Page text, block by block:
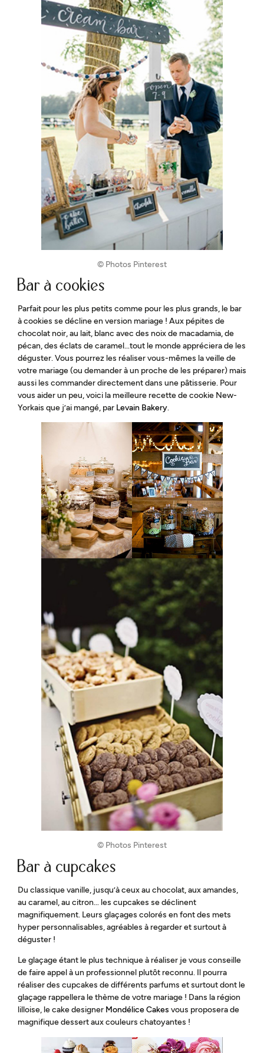
© Photos Pinterest
Bar à cookies
Parfait pour les plus petits comme pour les plus grands, le bar
à cookies se décline en version mariage ! Aux pépites de
chocolat noir, au lait, blanc avec des noix de macadamia, de
pécan, des éclats de caramel…tout le monde appréciera de les
déguster. Vous pourrez les réaliser vous-mêmes la veille de
votre mariage (ou demander à un proche de les préparer) mais
aussi les commander directement dans une pâtisserie. Pour
vous aider un peu, voici la meilleure recette de cookie New-
Yorkais que j’ai mangé, par Levain Bakery.
© Photos Pinterest
Bar à cupcakes
Du classique vanille, jusqu’à ceux au chocolat, aux amandes,
au caramel, au citron… les cupcakes se déclinent
magnifiquement. Leurs glaçages colorés en font des mets
hyper personnalisables, agréables à regarder et surtout à
déguster !
Le glaçage étant le plus technique à réaliser je vous conseille
de faire appel à un professionnel plutôt reconnu. Il pourra
réaliser des cupcakes de différents parfums et surtout dont le
glaçage rappellera le thème de votre mariage ! Dans la région
lilloise, le cake designer Mondélice Cakes vous proposera de
magnifique dessert aux couleurs chatoyantes !